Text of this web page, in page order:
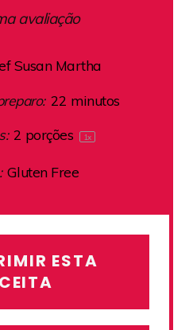
Stars
Stars
avaliação
Susan Martha
22 minutos
2 porções 1x
Gluten Free
ESTA